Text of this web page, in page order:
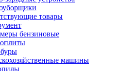
товары
бензиновые
машины